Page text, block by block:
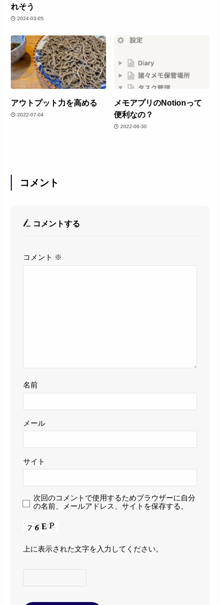
れそう
2024-03-05
アウトプット力を高める
2022-07-04
メモアプリのNotionって
便利なの？
2022-06-30
コメント
コメントする
コメント ※
名前
メール
サイト
次回のコメントで使用するためブラウザーに自分
の名前、メールアドレス、サイトを保存する。
上に表示された文字を入力してください。